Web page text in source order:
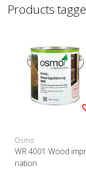
Products
Osmo
WR 4001 Wood
nation